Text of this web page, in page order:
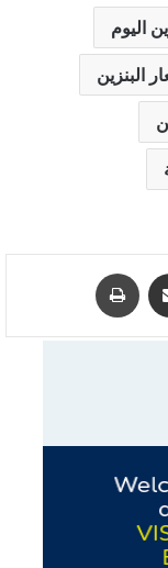
اليوم
البنزين
مشاركة عبر البريد